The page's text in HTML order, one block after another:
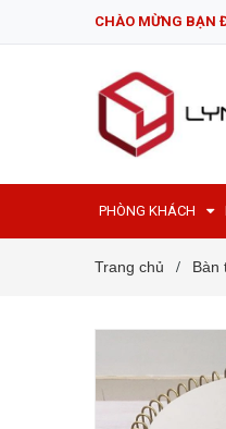
CHÀO MỪNG BẠN
PHÒNG KHÁCH
Trang chủ / Bàn